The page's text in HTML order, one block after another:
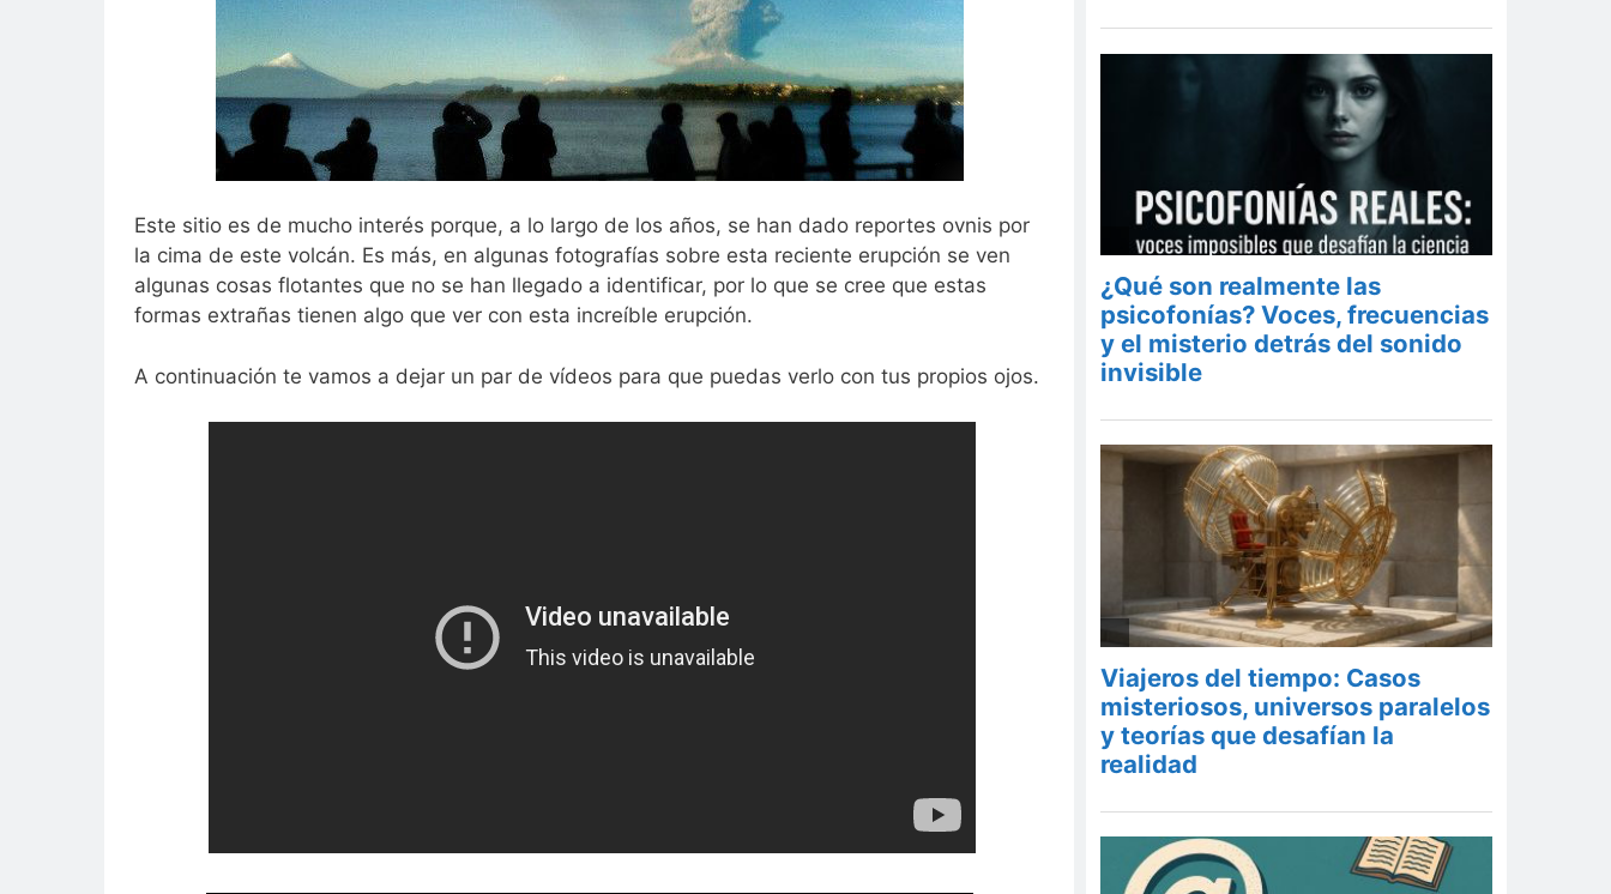
Este sitio es de mucho interés porque, a lo largo de los años, se han dado reportes ovnis por
la cima de este volcán. Es más, en algunas fotografías sobre esta reciente erupción se ven
algunas cosas flotantes que no se han llegado a identificar, por lo que se cree que estas
formas extrañas tienen algo que ver con esta increíble erupción.
A continuación te vamos a dejar un par de vídeos para que puedas verlo con tus propios ojos.